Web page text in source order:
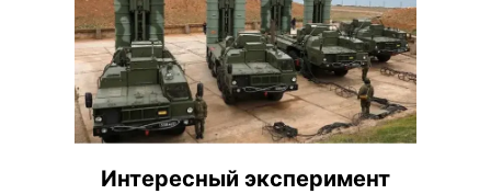
Интересный эксперимент